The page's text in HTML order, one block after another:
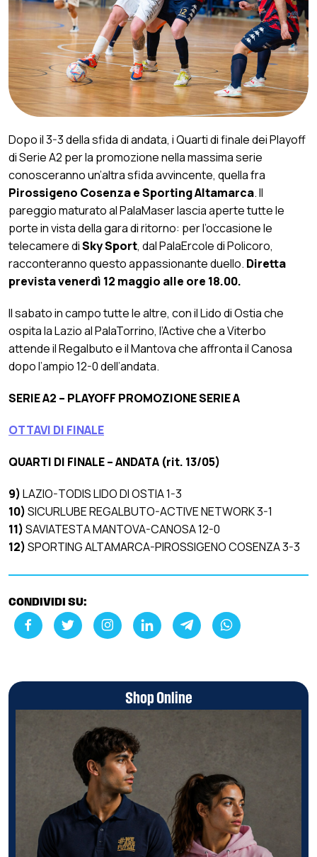
Dopo il 3-3 della sfida di andata, i Quarti di finale dei Playoff
di Serie A2 per la promozione nella massima serie
conosceranno un’altra sfida avvincente, quella fra
Pirossigeno Cosenza e Sporting Altamarca. Il
pareggio maturato al PalaMaser lascia aperte tutte le
porte in vista della gara di ritorno: per l’occasione le
telecamere diSkySport, dal PalaErcole di Policoro,
racconteranno questo appassionante duello. Diretta
prevista venerdì 12 maggio alle ore 18.00.
Il sabato in campo tutte le altre, con il Lido di Ostia che
ospita la Lazio al PalaTorrino, l’Active che a Viterbo
attende il Regalbuto e il Mantova che affronta il Canosa
dopo l’ampio 12-0 dell’andata.
SERIE A2 – PLAYOFF PROMOZIONE SERIE A
OTTAVI DI FINALE
QUARTI DI FINALE – ANDATA (rit. 13/05)
9)LAZIO-TODIS LIDO DI OSTIA 1-3
10)SICURLUBE REGALBUTO-ACTIVE NETWORK 3-1
11)SAVIATESTA MANTOVA-CANOSA 12-0
12)SPORTING ALTAMARCA-PIROSSIGENO COSENZA 3-3
CONDIVIDI SU:
Shop Online